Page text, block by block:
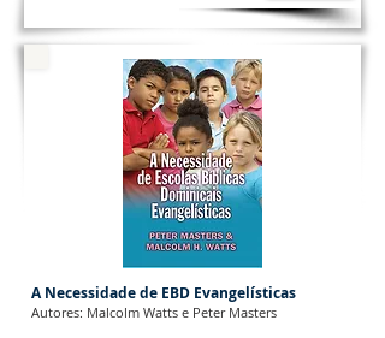
A Necessidade de EBD Evangelísticas
Autores: Malcolm Watts e Peter Masters